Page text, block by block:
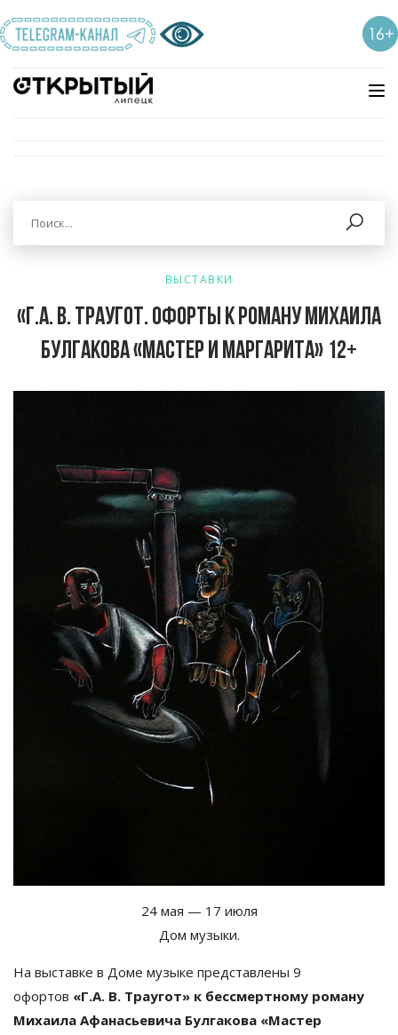
ВЫСТАВКИ
«Г.А. В. Траугот. Офорты к роману Михаила
Булгакова «Мастер и Маргарита» 12+
24 мая — 17 июля
Дом музыки.
На выставке в Доме музыке представлены 9
офортов «Г.А. В. Траугот» к бессмертному роману
Михаила Афанасьевича Булгакова «Мастер